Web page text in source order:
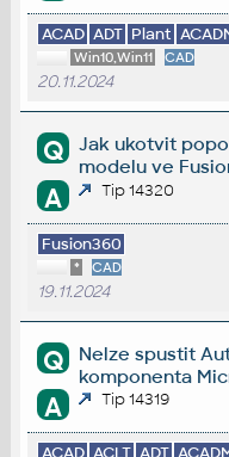
ACAD ADT Plant
Win10,Win11 CAD
20.11.2024
Q
Jak ukotvit
modelu ve
A Tip 14320
Fusion360
* CAD
19.11.2024
Q
Nelze spustit
komponenta
A Tip 14319
ACAD ACLT ADT